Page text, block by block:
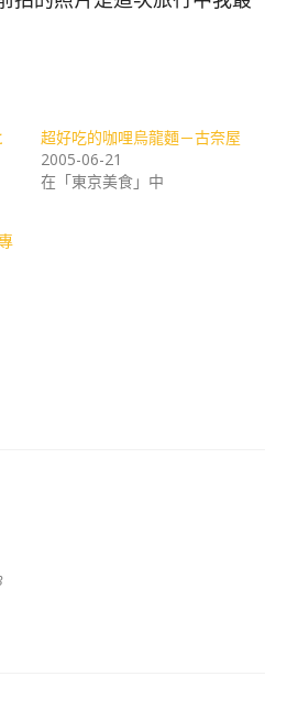
超好吃的咖哩烏龍麵－古奈屋
2005-06-21
在「東京美食」中